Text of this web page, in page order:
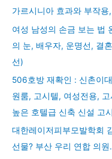
가르시니아 효과와 부작용
여성 남성의 손금 보는 법
의 눈, 배우자, 운명선, 결
선)
506호방 재확인 : 신촌이
원룸, 고시텔, 여성전용,
높은 호텔급 신축 신설 고
대한레이저피부모발학회
선물? 부산 우리 연합 의원.